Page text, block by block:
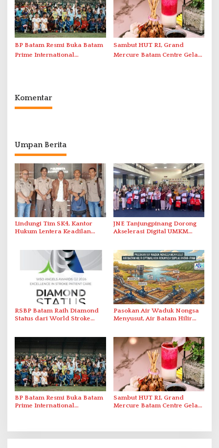
BP Batam Resmi Buka Batam
Prime International
Sambut HUT RI, Grand
Mercure Batam Centre Gelar
Komentar
Umpan Berita
Lindungi Tim SK4, Kantor
Hukum Lentera Keadilan
Bukik Batarah
JNE Tanjungpinang Dorong
Akselerasi Digital UMKM
RSBP Batam Raih Diamond
Status dari World Stroke
Berstandar Internasional
Pasokan Air Waduk Nongsa
Menyusut, Air Batam Hilir
BP Batam Resmi Buka Batam
Prime International
Sambut HUT RI, Grand
Mercure Batam Centre Gelar